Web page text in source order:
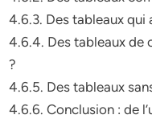
4.6.3. Des tableaux qui
4.6.4. Des tableaux de
?
4.6.5. Des tableaux
4.6.6. Conclusion : de